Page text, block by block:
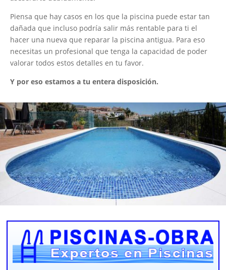
Piensa que hay casos en los que la piscina puede estar tan
dañada que incluso podría salir más rentable para ti el
hacer una nueva que reparar la piscina antigua. Para eso
necesitas un profesional que tenga la capacidad de poder
valorar todos estos detalles en tu favor.
Y por eso estamos a tu entera disposición.